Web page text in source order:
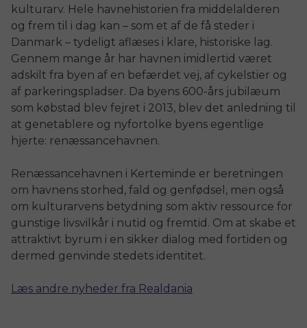
kulturarv. Hele havnehistorien fra middelalderen
og frem til i dag kan – som et af de få steder i
Danmark – tydeligt aflæses i klare, historiske lag.
Gennem mange år har havnen imidlertid været
adskilt fra byen af en befærdet vej, af cykelstier og
af parkeringspladser. Da byens 600-års jubilæum
som købstad blev fejret i 2013, blev det anledning til
at genetablere og nyfortolke byens egentlige
hjerte: renæssancehavnen.
Renæssancehavnen i Kerteminde er beretningen
om havnens storhed, fald og genfødsel, men også
om kulturarvens betydning som aktiv ressource for
gunstige livsvilkår i nutid og fremtid. Om at skabe et
attraktivt byrum i en sikker dialog med fortiden og
dermed genvinde stedets identitet.
Læs andre nyheder fra Realdania